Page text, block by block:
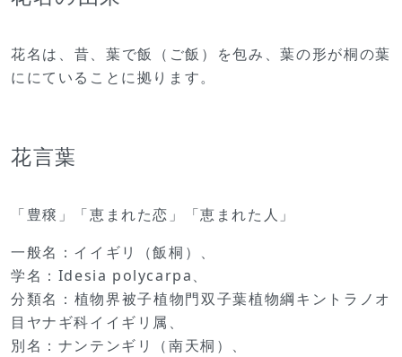
花名は、昔、葉で飯（ご飯）を包み、葉の形が桐の葉
ににていることに拠ります。
花言葉
「豊穣」「恵まれた恋」「恵まれた人」
一般名：イイギリ（飯桐）、
学名：Idesia polycarpa、
分類名：植物界被子植物門双子葉植物綱キントラノオ
目ヤナギ科イイギリ属、
別名：ナンテンギリ（南天桐）、